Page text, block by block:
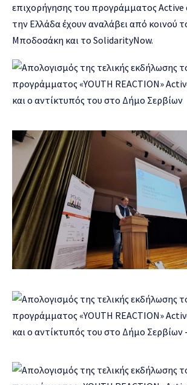
επιχορήγησης του προγράμματος Active
την Ελλάδα έχουν αναλάβει από κοινού
Μποδοσάκη και το SolidarityNow.